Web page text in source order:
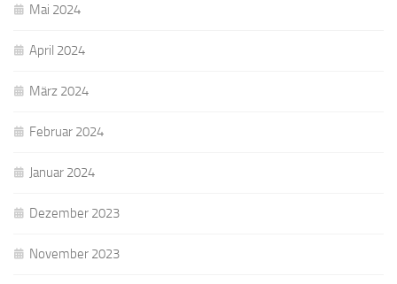
Mai 2024
April 2024
März 2024
Februar 2024
Januar 2024
Dezember 2023
November 2023